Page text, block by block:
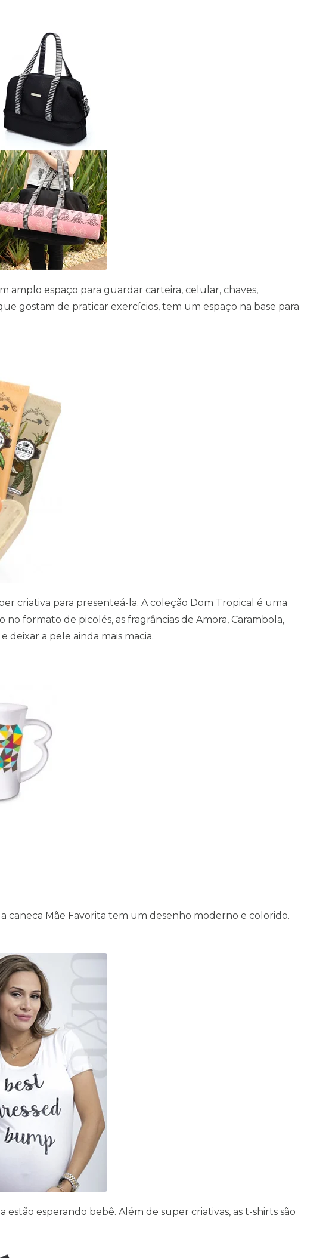
amplo espaço para guardar carteira, celular, chaves,
gostam de praticar exercícios, tem um espaço na base para
criativa para presenteá-la. A coleção Dom Tropical é uma
formato de picolés, as fragrâncias de Amora, Carambola,
deixar a pele ainda mais macia.
caneca Mãe Favorita tem um desenho moderno e colorido.
estão esperando bebê. Além de super criativas, as t-shirts são